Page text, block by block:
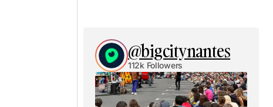
@bigcitynantes
112k Followers